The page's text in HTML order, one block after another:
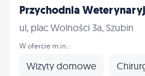
Przychodnia
ul, plac Wolności 3a, Szubin
W ofercie m.in.:
Wizyty domowe